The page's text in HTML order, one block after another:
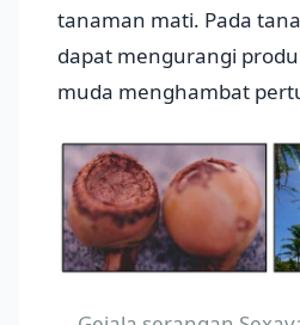
tanaman mati. Pada
dapat mengurangi
muda menghambat